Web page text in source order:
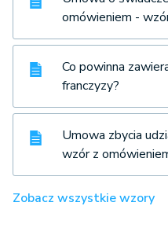
omówieniem -
Co powinna
franczyzy?
Umowa zbycia
wzór z
Zobacz wszystkie wzory